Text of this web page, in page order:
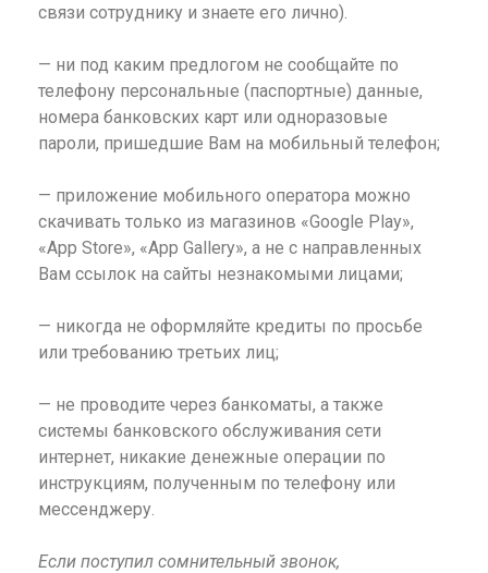
связи сотруднику и знаете его лично).
— ни под каким предлогом не сообщайте по
телефону персональные (паспортные) данные,
номера банковских карт или одноразовые
пароли, пришедшие Вам на мобильный телефон;
— приложение мобильного оператора можно
скачивать только из магазинов «Google Play»,
«App Store», «App Gallery», а не с направленных
Вам ссылок на сайты незнакомыми лицами;
— никогда не оформляйте кредиты по просьбе
или требованию третьих лиц;
— не проводите через банкоматы, а также
системы банковского обслуживания сети
интернет, никакие денежные операции по
инструкциям, полученным по телефону или
мессенджеру.
Если поступил сомнительный звонок,